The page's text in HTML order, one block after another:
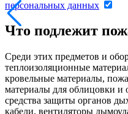
персональных данных
Что подлежит
Среди этих предметов и
теплоизоляционные
кровельные материалы,
материалы для облицовки и
средства защиты органов
кабели, вентиляторы